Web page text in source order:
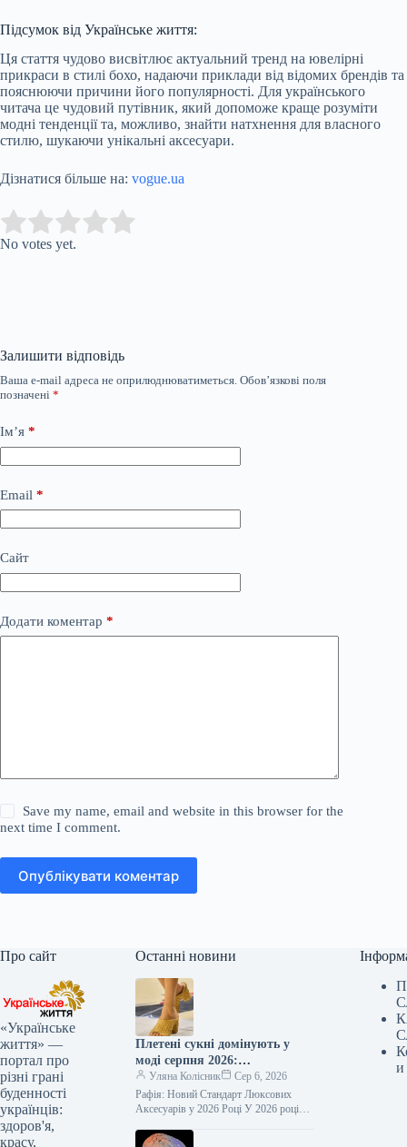
Підсумок від Українське життя:
Ця стаття чудово висвітлює актуальний тренд на ювелірні
прикраси в стилі бохо, надаючи приклади від відомих брендів та
пояснюючи причини його популярності. Для українського
читача це чудовий путівник, який допоможе краще розуміти
модні тенденції та, можливо, знайти натхнення для власного
стилю, шукаючи унікальні аксесуари.
Дізнатися більше на: vogue.ua
Rate this item:
No votes yet.
Залишити відповідь
Ваша e-mail адреса не оприлюднюватиметься. Обов’язкові поля
позначені *
Ім’я *
Email *
Сайт
Додати коментар *
Save my name, email and website in this browser for the
next time I comment.
Опублікувати коментар
Про сайт
«Українське
життя» —
портал про
різні грані
буденності
українців:
здоров'я,
красу,
Останні новини
Плетені сукні домінують у
моді серпня 2026:
елегантність, що перевершує
шкіру
Уляна Колісник
Сер 6, 2026
Рафія: Новий Стандарт Люксових
Аксесуарів у 2026 Році У 2026 році
серед ключових матеріалів у…
и